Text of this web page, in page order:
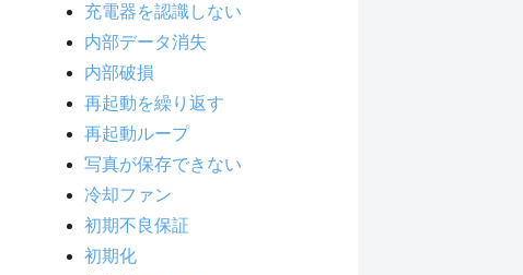
充電器を認識しない
内部データ消失
内部破損
再起動を繰り返す
再起動ループ
写真が保存できない
冷却ファン
初期不良保証
初期化